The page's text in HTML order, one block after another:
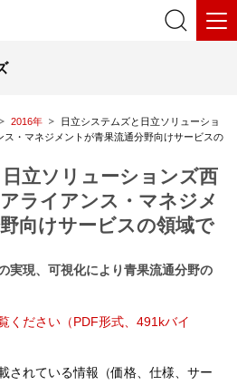
2016年
日立システムズと日立ソリューショ
・マネジメントが青果流通分野向けサービスの
立ソリューションズ西
ライアンス・マネジメ
向けサービスの領域で
実現、可視化により青果流通分野の
ください（PDF形式、491kバイ
されている情報（価格、仕様、サー